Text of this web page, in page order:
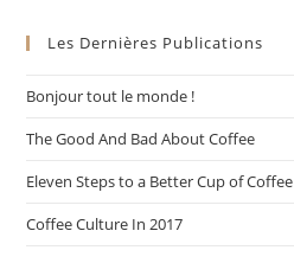
Les Dernières Publications
Bonjour tout le monde !
The Good And Bad About Coffee
Eleven Steps to a Better Cup of Coffee
Coffee Culture In 2017